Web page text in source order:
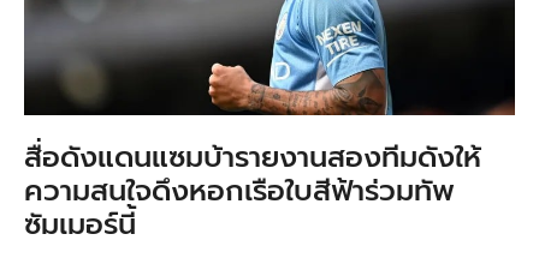
สื่อดังแดนแซมบ้ารายงานสองทีมดังให้
ความสนใจดึงหอกเรือใบสีฟ้าร่วมทัพ
ซัมเมอร์นี้